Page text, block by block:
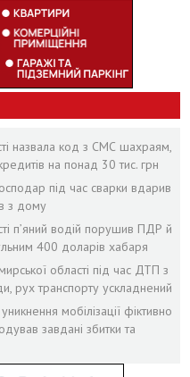
назвала код з СМС шахраям,
на понад 30 тис. грн
під час сварки вдарив
з дому
п’яний водій порушив ПДР й
400 доларів хабаря
області під час ДТП з
рух транспорту ускладнений
мобілізації фіктивно
завдані збитки та